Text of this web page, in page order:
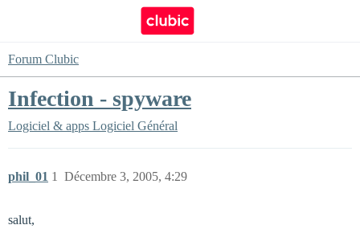
Forum Clubic
Infection - spyware
Logiciel & apps Logiciel Général
phil_01 Décembre 3, 2005, 4:29
1
salut,